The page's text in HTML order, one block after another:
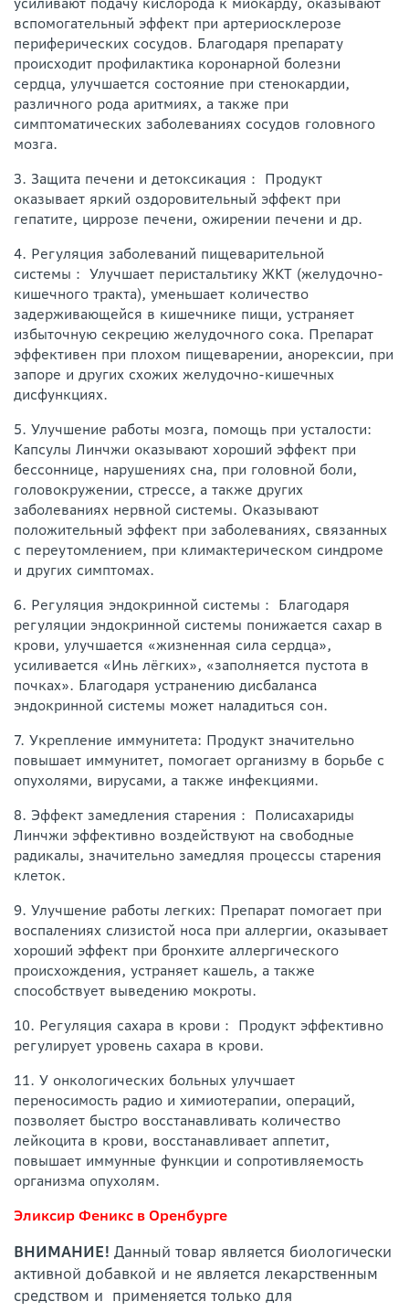
вспомогательный эффект при артериосклерозе
периферических сосудов. Благодаря препарату
происходит профилактика коронарной болезни
сердца, улучшается состояние при стенокардии,
различного рода аритмиях, а также при
симптоматических заболеваниях сосудов головного
мозга.
3. Защита печени и детоксикация： Продукт
оказывает яркий оздоровительный эффект при
гепатите, циррозе печени, ожирении печени и др.
4. Регуляция заболеваний пищеварительной
системы： Улучшает перистальтику ЖКТ (желудочно-
кишечного тракта), уменьшает количество
задерживающейся в кишечнике пищи, устраняет
избыточную секрецию желудочного сока. Препарат
эффективен при плохом пищеварении, анорексии, при
запоре и других схожих желудочно-кишечных
дисфункциях.
5. Улучшение работы мозга, помощь при усталости:
Капсулы Линчжи оказывают хороший эффект при
бессоннице, нарушениях сна, при головной боли,
головокружении, стрессе, а также других
заболеваниях нервной системы. Оказывают
положительный эффект при заболеваниях, связанных
с переутомлением, при климактерическом синдроме
и других симптомах.
6. Регуляция эндокринной системы： Благодаря
регуляции эндокринной системы понижается сахар в
крови, улучшается «жизненная сила сердца»,
усиливается «Инь лёгких», «заполняется пустота в
почках». Благодаря устранению дисбаланса
эндокринной системы может наладиться сон.
7. Укрепление иммунитета: Продукт значительно
повышает иммунитет, помогает организму в борьбе с
опухолями, вирусами, а также инфекциями.
8. Эффект замедления старения： Полисахариды
Линчжи эффективно воздействуют на свободные
радикалы, значительно замедляя процессы старения
клеток.
9. Улучшение работы легких: Препарат помогает при
воспалениях слизистой носа при аллергии, оказывает
хороший эффект при бронхите аллергического
происхождения, устраняет кашель, а также
способствует выведению мокроты.
10. Регуляция сахара в крови： Продукт эффективно
регулирует уровень сахара в крови.
11. У онкологических больных улучшает
переносимость радио и химиотерапии, операций,
позволяет быстро восстанавливать количество
лейкоцита в крови, восстанавливает аппетит,
повышает иммунные функции и сопротивляемость
организма опухолям.
Эликсир Феникс в Оренбурге
ВНИМАНИЕ! Данный товар является биологически
активной добавкой и не является лекарственным
средством и применяется только для